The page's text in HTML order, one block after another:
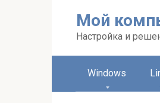
Мой
Настройка и
Windows